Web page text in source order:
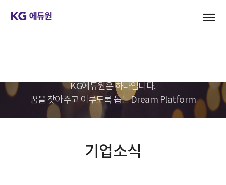
KG에듀원은 하나입니다.
꿈을 찾아주고 이루도록 돕는 Dream Platform
기업소식